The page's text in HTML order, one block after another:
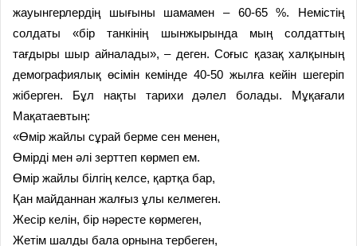
жауынгерлердің шығыны шамамен – 60-65 %. Немістің
солдаты «бір танкінің шынжырында мың солдаттың
тағдыры шыр айналады», – деген. Соғыс қазақ халқының
демографиялық өсімін кемінде 40-50 жылға кейін шегеріп
жіберген. Бұл нақты тарихи дәлел болады. Мұқағали
Мақатаевтың:
«Өмір жайлы сұрай берме сен менен,
Өмірді мен әлі зерттеп көрмеп ем.
Өмір жайлы білгің келсе, қартқа бар,
Қан майданнан жалғыз ұлы келмеген.
Жесір келін, бір нәресте көрмеген,
Жетім шалды бала орнына тербеген,